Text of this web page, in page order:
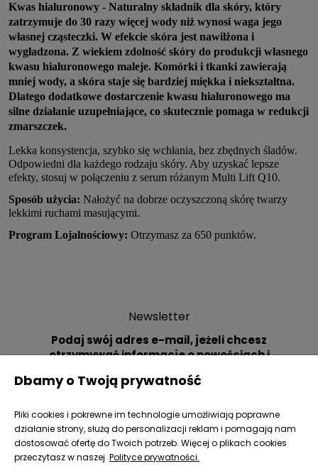
Kwas hialuronowy - Naturalny składnik dla skóry, który
zatrzymuje do 30 razy więcej wody niż wynosi waga jego
własnej cząsteczki. W efekcie skóra jest nawilżona i
wygładzona. Z wiekiem zdolność skóry do produkcji własnego
kwasu hialuronowego maleje. Komórki i tkanki zawierają
mniej wody, a skóra staje się bardziej miękka i niekształtna.
Dlatego dodatkowe dostarczenie kwasu hialuronowego ma
silne działanie uzupełniające, co skutecznie pomaga w redukcji
zmarszczek.
Lekka konsystencja, szybko się wchłania, bez zbędnych śladów.
Odpowiedni dla każdego rodzaju skóry. Aby uzyskać lepsze
efekty, stosuj w połączeniu z serum różanym Multi Lift Q10.
Sposób użycia: Nałożyć na dobrze oczyszczoną skórę twarzy
lekkimi ruchami masującymi.
Program Lojalnościowy: Otrzymasz za 650 punktów.
Newsletter
Podaj swój adres e-mail, jeżeli chcesz
otrzymywać informacje o nowościach i
Dbamy o Twoją prywatność
Pliki cookies i pokrewne im technologie umożliwiają poprawne
działanie strony, służą do personalizacji reklam i pomagają nam
dostosować ofertę do Twoich potrzeb. Więcej o plikach cookies
przeczytasz w naszej Polityce prywatności.